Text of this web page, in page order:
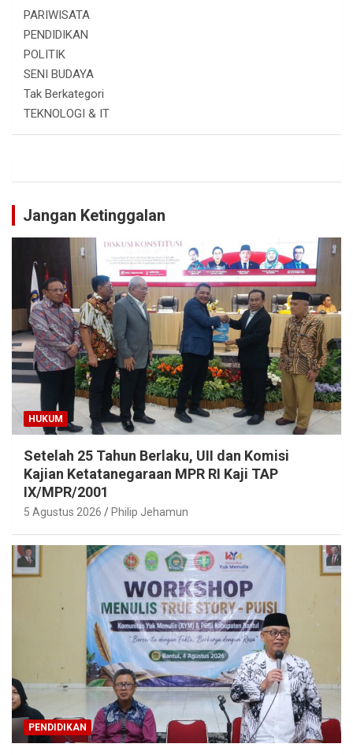
PARIWISATA
PENDIDIKAN
POLITIK
SENI BUDAYA
Tak Berkategori
TEKNOLOGI & IT
Jangan Ketinggalan
HUKUM
Setelah 25 Tahun Berlaku, UII dan Komisi
Kajian Ketatanegaraan MPR RI Kaji TAP
IX/MPR/2001
5 Agustus 2026 Philip Jehamun
PENDIDIKAN